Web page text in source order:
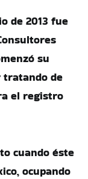
de 2013 fue
su
tratando de
el registro
cuando éste
ocupando